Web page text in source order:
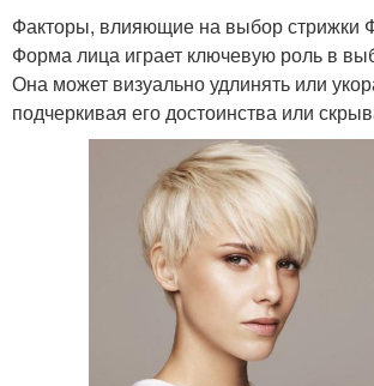
Факторы, влияющие на выбор стрижки
Форма лица играет ключевую роль в
Она может визуально удлинять или
подчеркивая его достоинства или